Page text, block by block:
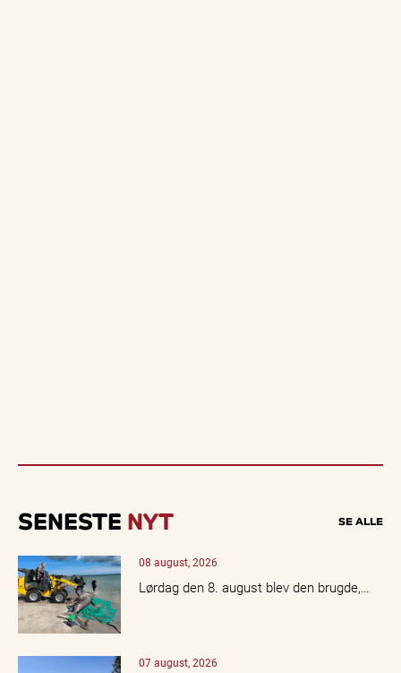
SENESTE NYT SE ALLE
08 august, 2026
Lørdag den 8. august blev den brugde,…
07 august, 2026